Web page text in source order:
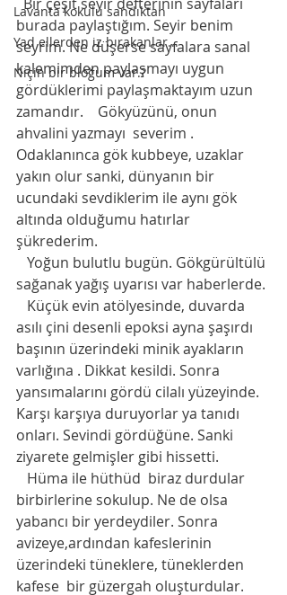
Lavanta kokulu sandıktan
Yad ellerden iz bırakanlar...
Niçin bir bloğum var.?
burada paylaştığım. Seyir benim
seyrim. Ne düşerse sayfalara sanal
kalemimden paylaşmayı uygun
gördüklerimi paylaşmaktayım uzun
zamandır.    Gökyüzünü, onun
ahvalini yazmayı  severim .
Odaklanınca gök kubbeye, uzaklar
yakın olur sanki, dünyanın bir
ucundaki sevdiklerim ile aynı gök
altında olduğumu hatırlar
şükrederim.
Yoğun bulutlu bugün. Gökgürültülü
sağanak yağış uyarısı var haberlerde.
Küçük evin atölyesinde, duvarda
asılı çini desenli epoksi ayna şaşırdı
başının üzerindeki minik ayakların
varlığına . Dikkat kesildi. Sonra
yansımalarını gördü cilalı yüzeyinde.
Karşı karşıya duruyorlar ya tanıdı
onları. Sevindi gördüğüne. Sanki
ziyarete gelmişler gibi hissetti.
Hüma ile hüthüd  biraz durdular
birbirlerine sokulup. Ne de olsa
yabancı bir yerdeydiler. Sonra
avizeye,ardından kafeslerinin
üzerindeki tüneklere, tüneklerden
kafese  bir güzergah oluşturdular.